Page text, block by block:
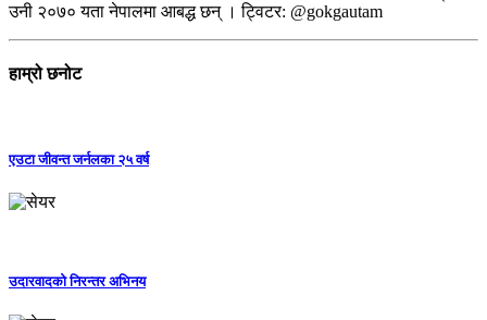
उनी २०७० यता नेपालमा आबद्ध छन् । ट्विटर: @gokgautam
हाम्रो छनोट
एउटा जीवन्त जर्नलका २५ वर्ष
उदारवादको निरन्तर अभिनय